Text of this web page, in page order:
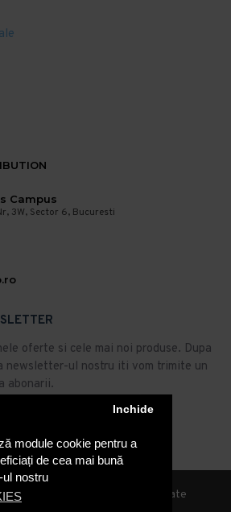
module cookie pentru a
de cea mai bună
ul nostru
Inchide
Campus
3W, Sector 6, Bucuresti
oferte si cele mai noi produse. Dupa
newsletter-ul nostru iti vom trimite un
abonarii.
Abonare
cu Politica de Confidentialitate
Toate drepturile rezervate